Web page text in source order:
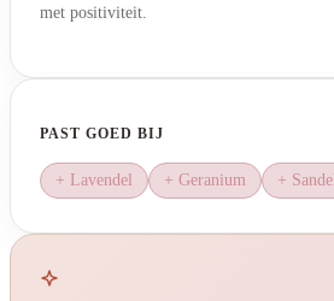
met positiviteit.
PAST GOED BIJ
+ Lavendel + Geranium +